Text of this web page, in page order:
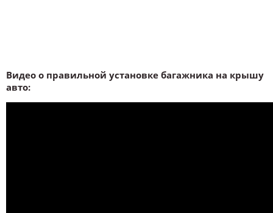
Видео о правильной установке багажника на крышу
авто: